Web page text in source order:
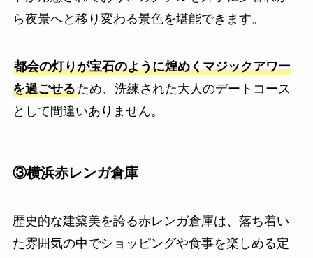
ら夜景へと移り変わる景色を堪能できます。
都会の灯りが宝石のように煌めくマジックアワー
を過ごせるため、洗練された大人のデートコース
として間違いありません。
③横浜赤レンガ倉庫
歴史的な建築美を誇る赤レンガ倉庫は、落ち着い
た雰囲気の中でショッピングや食事を楽しめる定